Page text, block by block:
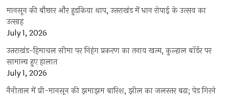
मानसून की बौछार और हुड़किया थाप, उत्तराखंड में धान रोपाई के उत्सव का
उत्साह
July 1, 2026
उत्तराखंड-हिमाचल सीमा पर निहंग प्रकरण का तनाव खत्म, कुल्हाल बॉर्डर पर
सामान्य हुए हालात
July 1, 2026
नैनीताल में प्री-मानसून की झमाझम बारिश, झील का जलस्तर बढ़ा; पेड़ गिरने